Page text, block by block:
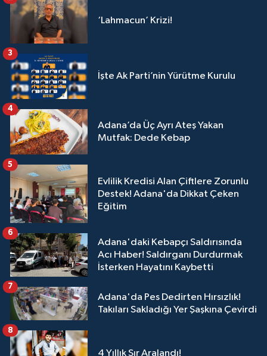
‘Lahmacun’ Krizi!
İşte Ak Parti’nin Yürütme Kurulu
3
Adana’da Üç Ayrı Ateş Yakan
Mutfak: Dede Kebap
4
Evlilik Kredisi Alan Çiftlere Zorunlu
Destek! Adana'da Dikkat Çeken
Eğitim
5
Adana'daki Kebapçı Saldırısında
Acı Haber! Saldırganı Durdurmak
İsterken Hayatını Kaybetti
6
Adana'da Pes Dedirten Hırsızlık!
Takıları Sakladığı Yer Şaşkına Çevirdi
7
4 Yıllık Sır Aralandı!
8